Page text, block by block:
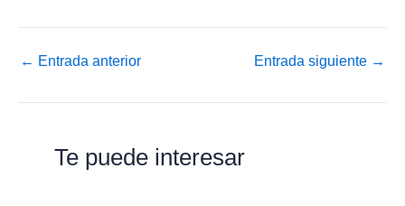
← Entrada anterior Entrada siguiente →
Te puede interesar